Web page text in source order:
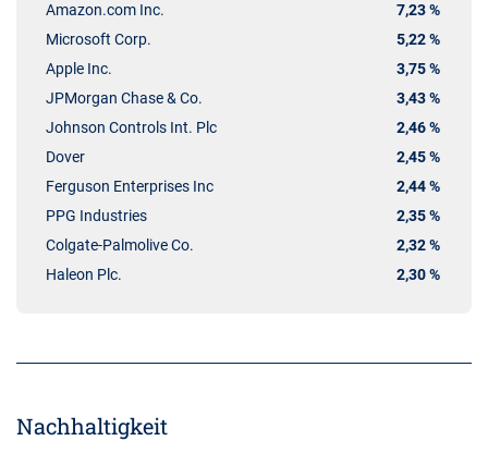
Amazon.com Inc.
7,23 %
Microsoft Corp.
5,22 %
Apple Inc.
3,75 %
JPMorgan Chase & Co.
3,43 %
Johnson Controls Int. Plc
2,46 %
Dover
2,45 %
Ferguson Enterprises Inc
2,44 %
PPG Industries
2,35 %
Colgate-Palmolive Co.
2,32 %
Haleon Plc.
2,30 %
Nachhaltigkeit